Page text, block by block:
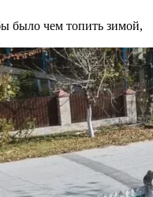
было чем топить зимой,